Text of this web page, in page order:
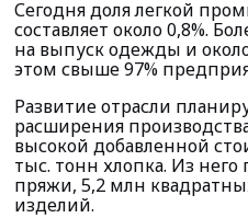
Сегодня доля легкой
составляет около 0,8%.
на выпуск одежды и
этом свыше 97%
Развитие отрасли
расширения
высокой добавленной
тыс. тонн хлопка. Из него
пряжи, 5,2 млн
изделий.